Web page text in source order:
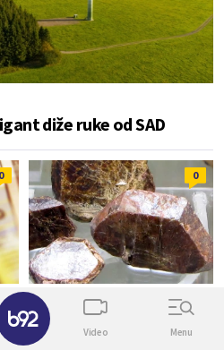
diže ruke od SAD
0 0
SVET
Ključne sirovine ruše rekorde:
Cena samo jedne skočila za
Video Menu
✕